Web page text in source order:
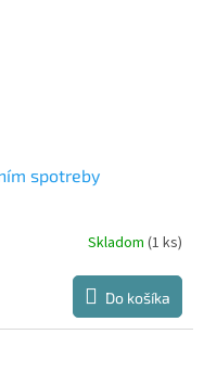
spotreby
Skladom (1 ks)
Do košíka